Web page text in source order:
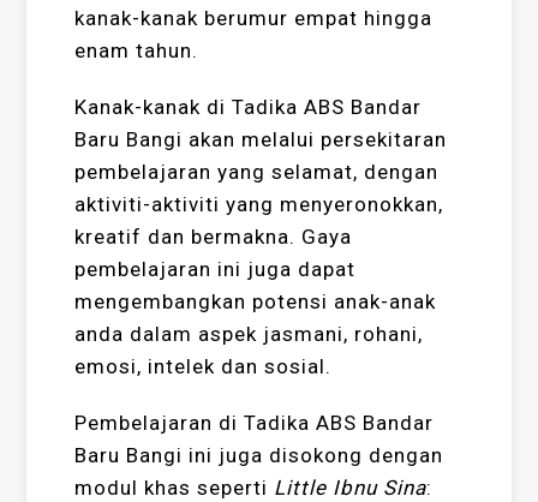
kanak-kanak berumur empat hingga
enam tahun.
Kanak-kanak di Tadika ABS Bandar
Baru Bangi akan melalui persekitaran
pembelajaran yang selamat, dengan
aktiviti-aktiviti yang menyeronokkan,
kreatif dan bermakna. Gaya
pembelajaran ini juga dapat
mengembangkan potensi anak-anak
anda dalam aspek jasmani, rohani,
emosi, intelek dan sosial.
Pembelajaran di Tadika ABS Bandar
Baru Bangi ini juga disokong dengan
modul khas seperti Little Ibnu Sina: